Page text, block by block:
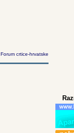
Forum crtice-hrvatske